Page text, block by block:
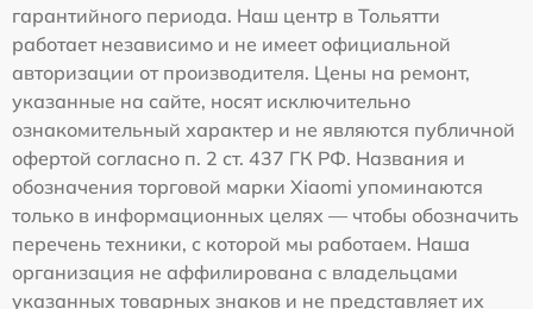
гарантийного периода. Наш центр в Тольятти
работает независимо и не имеет официальной
авторизации от производителя. Цены на ремонт,
указанные на сайте, носят исключительно
ознакомительный характер и не являются публичной
офертой согласно п. 2 ст. 437 ГК РФ. Названия и
обозначения торговой марки Xiaomi упоминаются
только в информационных целях — чтобы обозначить
перечень техники, с которой мы работаем. Наша
организация не аффилирована с владельцами
указанных товарных знаков и не представляет их